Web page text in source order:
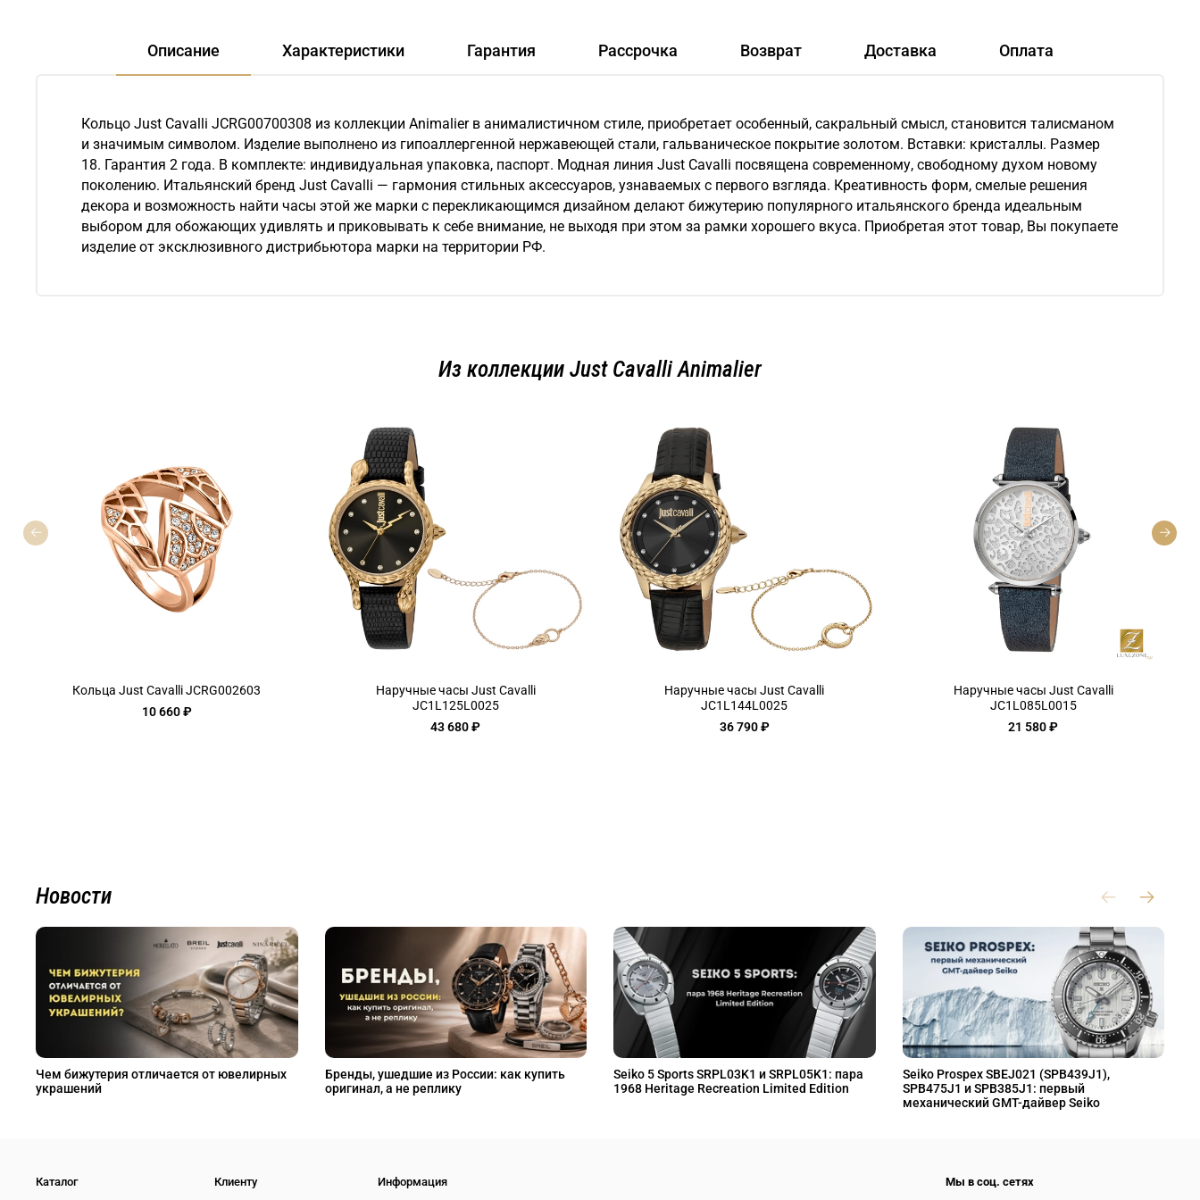
Описание Характеристики Гарантия Рассрочка Возврат Доставка Оплата
Кольцо Just Cavalli JCRG00700308 из коллекции Animalier в анималистичном стиле, приобретает особенный, сакральный смысл, становится талисманом
и значимым символом. Изделие выполнено из гипоаллергенной нержавеющей стали, гальваническое покрытие золотом. Вставки: кристаллы. Размер
18. Гарантия 2 года. В комплекте: индивидуальная упаковка, паспорт. Модная линия Just Cavalli посвящена современному, свободному духом новому
поколению. Итальянский бренд Just Cavalli — гармония стильных аксессуаров, узнаваемых с первого взгляда. Креативность форм, смелые решения
декора и возможность найти часы этой же марки с перекликающимся дизайном делают бижутерию популярного итальянского бренда идеальным
выбором для обожающих удивлять и приковывать к себе внимание, не выходя при этом за рамки хорошего вкуса. Приобретая этот товар, Вы покупаете
изделие от эксклюзивного дистрибьютора марки на территории РФ.
Из коллекции Just Cavalli Animalier
Кольца Just Cavalli JCRG002603
10 660 ₽
Наручные часы Just Cavalli
JC1L125L0025
43 680 ₽
Наручные часы Just Cavalli
JC1L144L0025
36 790 ₽
Наручные часы Just Cavalli
JC1L085L0015
21 580 ₽
Новости
Чем бижутерия отличается от ювелирных
украшений
Бренды, ушедшие из России: как купить
оригинал, а не реплику
Seiko 5 Sports SRPL03K1 и SRPL05K1: пара
1968 Heritage Recreation Limited Edition
Seiko Prospex SBEJ021 (SPB439J1),
SPB475J1 и SPB385J1: первый
механический GMT-дайвер Seiko
Каталог Клиенту Информация Мы в соц. сетях